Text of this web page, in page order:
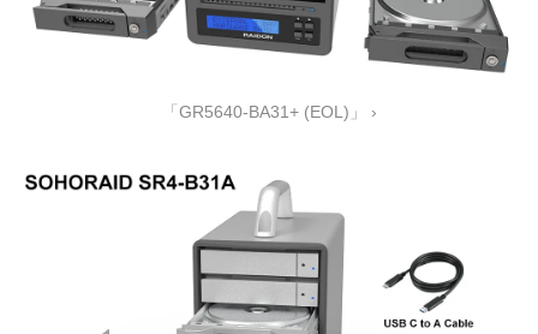
「GR5640-BA31+ (EOL)」 ›